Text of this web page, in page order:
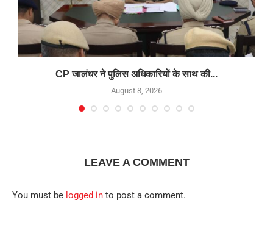
CP जालंधर ने पुलिस अधिकारियों के साथ की...
August 8, 2026
LEAVE A COMMENT
You must be logged in to post a comment.